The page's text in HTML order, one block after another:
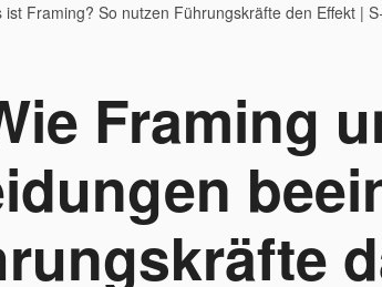
ist Framing? So nutzen Führungskräfte den Effekt |
Framing